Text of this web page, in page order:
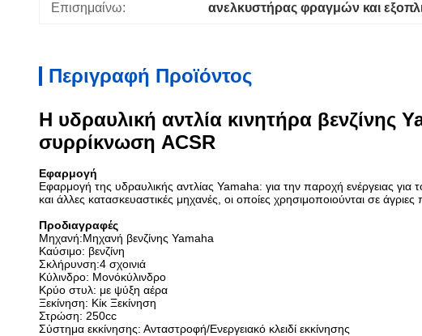
Επισημαίνω: ανελκυστήρας φραγμών και
Περιγραφή Προϊόντος
Η υδραυλική αντλία κινητήρα βενζίνης
συρρίκνωση ACSR
Εφαρμογή
Εφαρμογή της υδραυλικής αντλίας Yamaha: για την παροχή ενέργειας
και άλλες κατασκευαστικές μηχανές, οι οποίες χρησιμοποιούνται σε
Προδιαγραφές
Μηχανή:Μηχανή βενζίνης Yamaha
Καύσιμο: βενζίνη
Σκλήρυνση:4 σχοινιά
Κύλινδρο: Μονόκύλινδρο
Κρύο στυλ: με ψύξη αέρα
Ξεκίνηση: Κίκ Ξεκίνηση
Στρώση: 250cc
Σύστημα εκκίνησης: Ανταστροφή/Ενεργειακό κλειδί εκκίνησης